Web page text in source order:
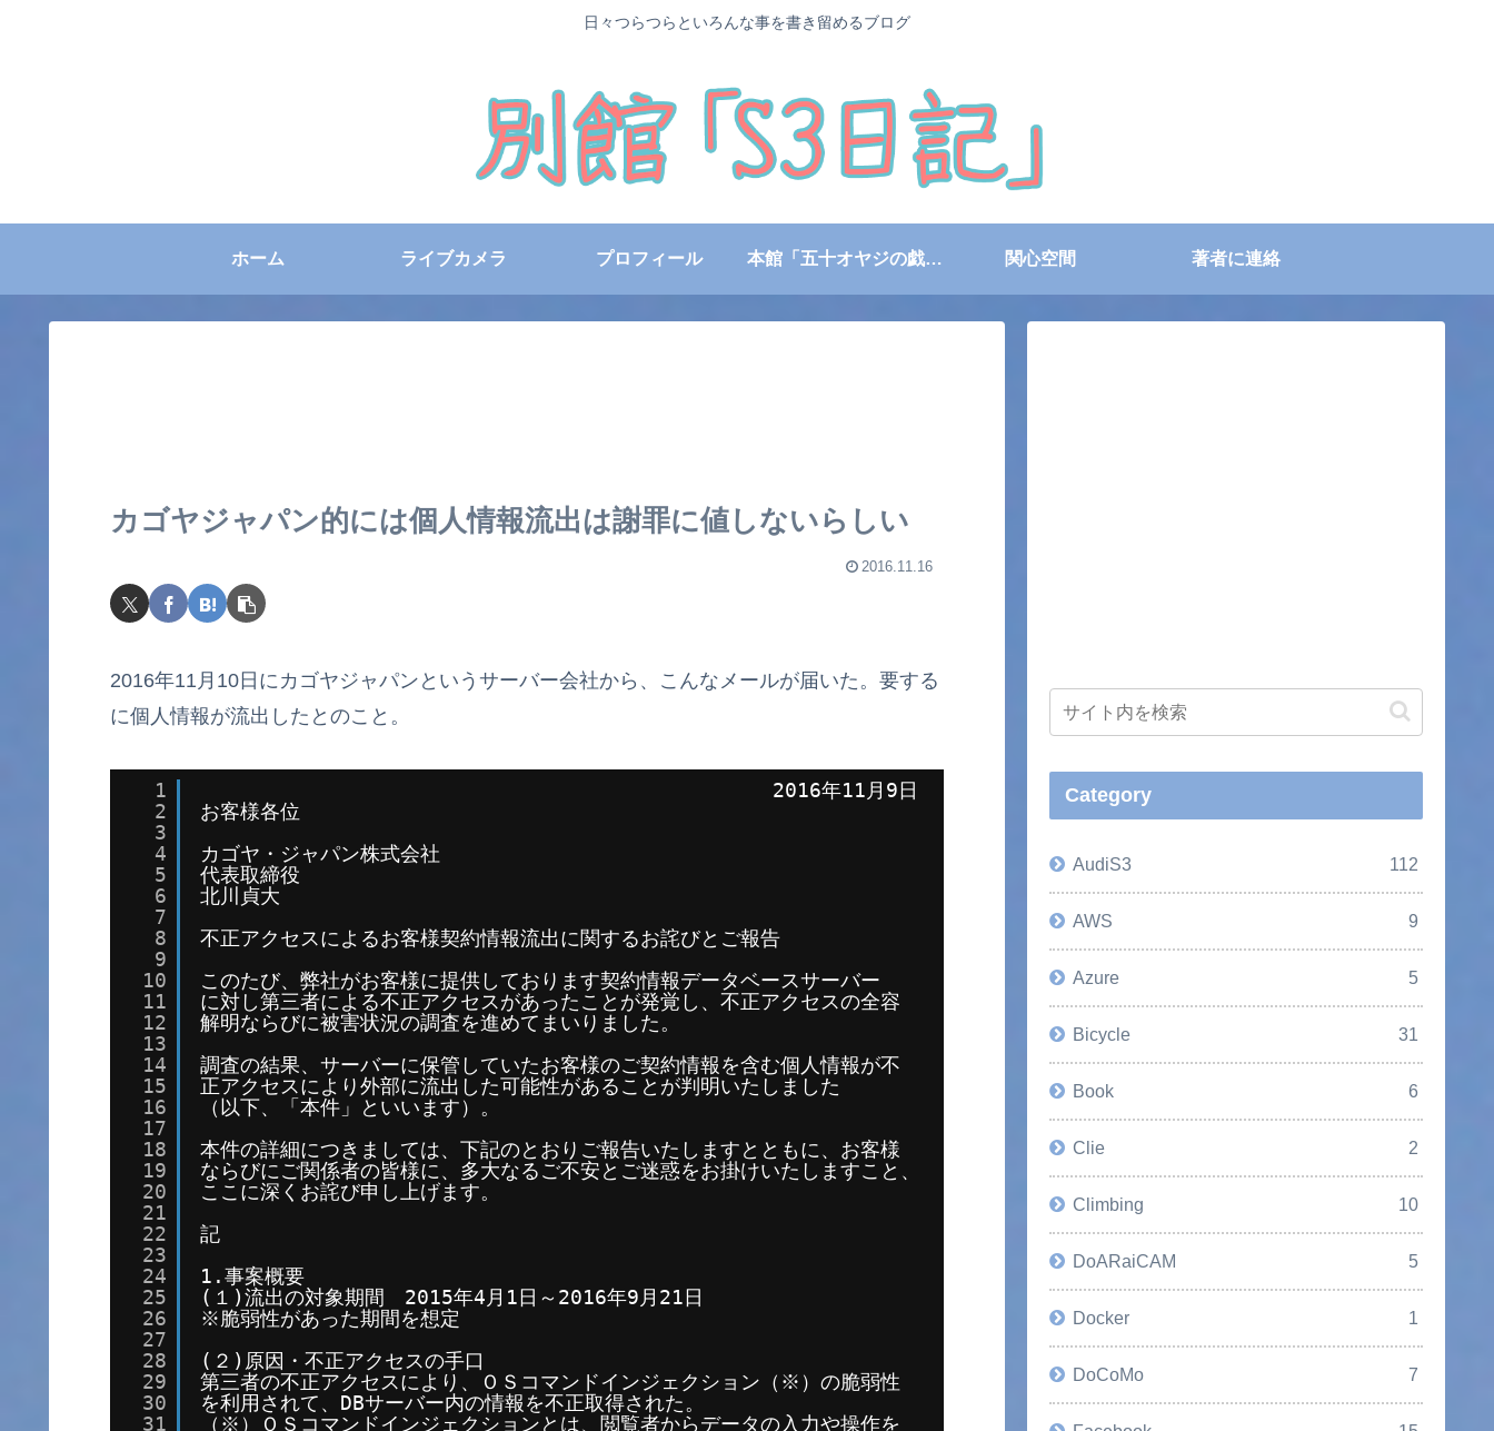
日々つらつらといろんな事を書き留めるブログ
ホーム ライブカメラ プロフィール 本館「五十オヤジの戯言日記」 関心空間 著者に連絡
カゴヤジャパン的には個人情報流出は謝罪に値しないらしい
2016.11.16
2016年11月10日にカゴヤジャパンというサーバー会社から、こんなメールが届いた。要する
に個人情報が流出したとのこと。
1
2
3
4
5
6
7
8
9
10
11
12
13
14
15
16
17
18
19
20
21
22
23
24
25
26
27
28
29
30
31
2016年11月9日
お客様各位
カゴヤ・ジャパン株式会社
代表取締役
北川貞大
不正アクセスによるお客様契約情報流出に関するお詫びとご報告
このたび、弊社がお客様に提供しております契約情報データベースサーバー
に対し第三者による不正アクセスがあったことが発覚し、不正アクセスの全容
解明ならびに被害状況の調査を進めてまいりました。
調査の結果、サーバーに保管していたお客様のご契約情報を含む個人情報が不
正アクセスにより外部に流出した可能性があることが判明いたしました
（以下、「本件」といいます）。
本件の詳細につきましては、下記のとおりご報告いたしますとともに、お客様
ならびにご関係者の皆様に、多大なるご不安とご迷惑をお掛けいたしますこと、
ここに深くお詫び申し上げます。
記
1.事案概要
(１)流出の対象期間　2015年4月1日～2016年9月21日
※脆弱性があった期間を想定
(２)原因・不正アクセスの手口
第三者の不正アクセスにより、ＯＳコマンドインジェクション（※）の脆弱性
を利用されて、DBサーバー内の情報を不正取得された。
（※）ＯＳコマンドインジェクションとは、閲覧者からデータの入力や操作を
Category
AudiS3 112
AWS 9
Azure 5
Bicycle 31
Book 6
Clie 2
Climbing 10
DoARaiCAM 5
Docker 1
DoCoMo 7